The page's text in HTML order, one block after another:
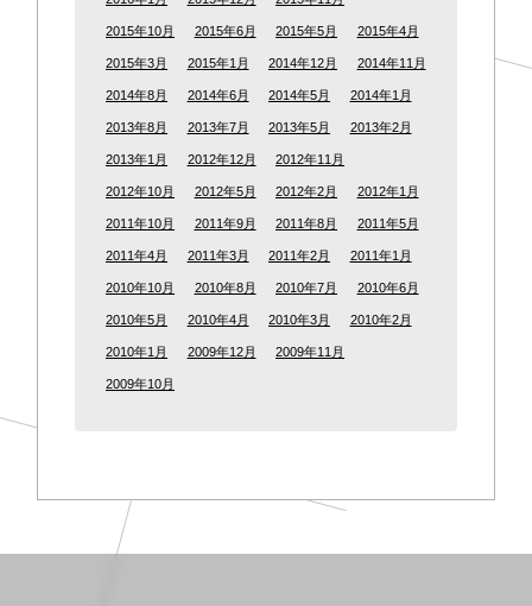
2015年10月 2015年6月 2015年5月 2015年4月
2015年3月 2015年1月 2014年12月 2014年11月
2014年8月 2014年6月 2014年5月 2014年1月
2013年8月 2013年7月 2013年5月 2013年2月
2013年1月 2012年12月 2012年11月
2012年10月 2012年5月 2012年2月 2012年1月
2011年10月 2011年9月 2011年8月 2011年5月
2011年4月 2011年3月 2011年2月 2011年1月
2010年10月 2010年8月 2010年7月 2010年6月
2010年5月 2010年4月 2010年3月 2010年2月
2010年1月 2009年12月 2009年11月
2009年10月